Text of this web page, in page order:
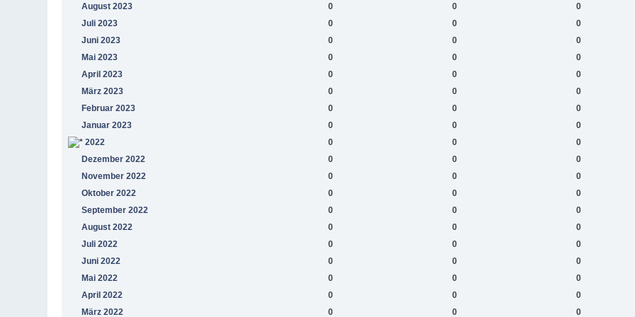
August 2023 0 0
0
Juli 2023
0 0
0
Juni 2023
0 0
0
Mai 2023
0 0
0
April 2023
0 0
0
März 2023
0 0
0
Februar 2023
0 0
0
Januar 2023
0 0
0
2022
0 0
0
Dezember 2022
0 0
0
November 2022
0 0
0
Oktober 2022
0 0
0
September 2022
0 0
0
August 2022
0 0
0
Juli 2022
0 0
0
Juni 2022
0 0
0
Mai 2022
0 0
0
April 2022
0 0
0
März 2022
0 0 0